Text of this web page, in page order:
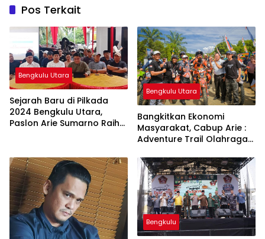
Pos Terkait
Bengkulu Utara
Sejarah Baru di Pilkada
2024 Bengkulu Utara,
Paslon Arie Sumarno Raih
Bengkulu Utara
Bangkitkan Ekonomi
Masyarakat, Cabup Arie :
Adventure Trail Olahraga
Semua Kalangan
Bengkulu